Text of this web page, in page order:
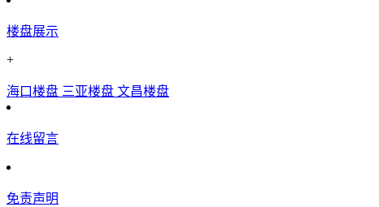
楼盘展示
+
海口楼盘 三亚楼盘 文昌楼盘
在线留言
免责声明